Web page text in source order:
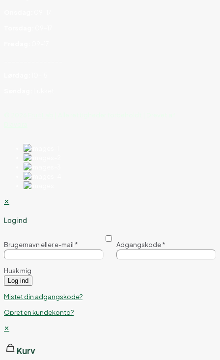
✕
Log ind
Brugernavn eller e-mail * Adgangskode*
Husk mig
Log ind
Mistet din adgangskode?
Opret en kundekonto?
✕
Kurv